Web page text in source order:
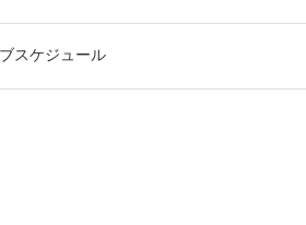
スケジュール